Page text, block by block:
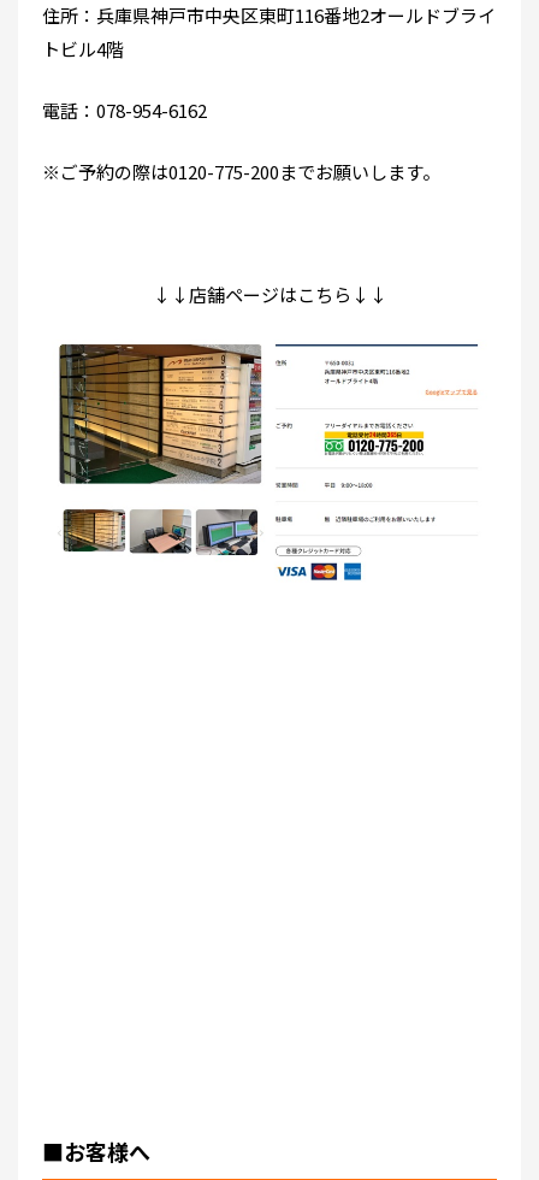
住所：兵庫県神戸市中央区東町116番地2オールドブライ
トビル4階
電話：078-954-6162
※ご予約の際は0120-775-200までお願いします。
↓↓店舗ページはこちら↓↓
■お客様へ